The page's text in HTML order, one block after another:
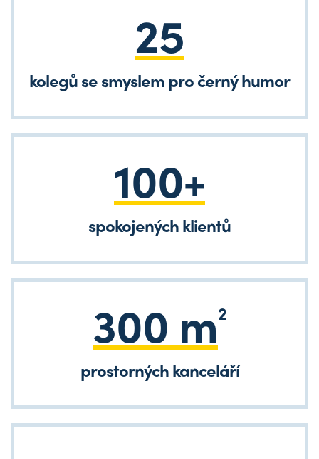
25
kolegů se smyslem pro černý humor
100+
spokojených klientů
300 m2
prostorných kanceláří